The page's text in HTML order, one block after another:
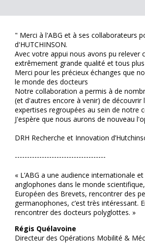
" Merci à l'ABG et à ses collaborateurs
d'HUTCHINSON.
Avec votre appui nous avons pu relever
extrêmement grande qualité et tous
Merci pour les précieux échanges que
le monde des docteurs
Notre collaboration a permis à de
(et d'autres encore à venir) de
expertises regroupées au sein de notre
J'espère que nous aurons de nouveau
DRH Recherche et Innovation
-------------------------------------
« L’ABG a une audience internationale
anglophones dans le monde
Européen des Brevets, rencontrer des
germanophones, c’est très intéressant.
rencontrer des docteurs polyglottes. »
Régis Quélavoine
Directeur des Opérations Mobilité &